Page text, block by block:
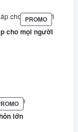
PROMOPRODUIT
EN
cho mọi người
PRODUIT
EN
PROMOTION
lớn